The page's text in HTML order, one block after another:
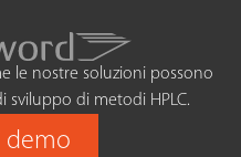
le nostre soluzioni possono
sviluppo di metodi HPLC.
demo